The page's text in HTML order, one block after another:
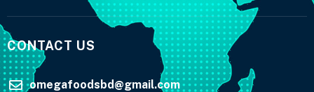
CONTACT US
omegafoodsbd@gmail.com